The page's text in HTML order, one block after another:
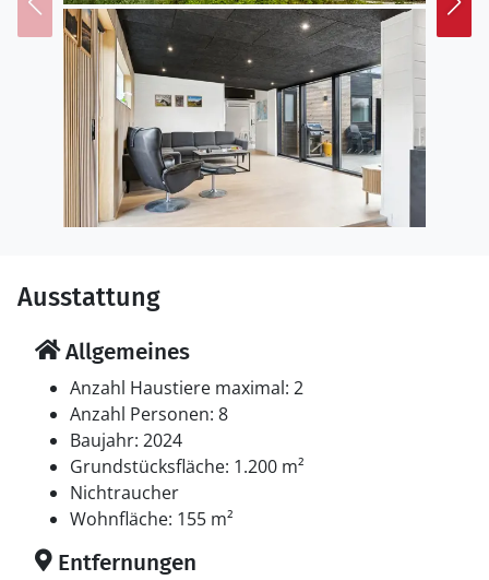
Einrichtung
Das Ferienhaus eignet sich für 8 Personen. Die
Ferienunterkunft hat eine Wohnfläche von 155 m² und
wurde 2024 gebaut. Es ist erlaubt 2 Haustiere
mitzubringen. Die Ferienunterkunft ist mit 2
energiefreundliche Luft-Luft-Wärmepumpen
ausgestattet. Die Ferienunterkunft ist mit
Waschmaschine ausgestattet. Tiefkühlmöglichkeit mit
70 Liter Nutzinhalt.
Schlafverhältnisse
Die Schlafplätze verteilen sich auf 4 Schlafräume. 8
Schlafplätze in Doppelbetten.
Multimedien
In der Ferienunterkunft gibt es 1 Fernseher mit Smart-
TV. Mindestens 4 dänische Fernsehsender. Mindestens
4 schwedische Fernsehsender. Mindestens 4
norwegische Fernsehsender. Mindestens 4 deutsche
Fernsehsender. Mindestens 4 englische
Fernsehsender. Es steht kabellose Internetverbindung
zur Verfügung.
Ausstattung
Allgemeines
Anzahl Haustiere maximal: 2
Anzahl Personen: 8
Baujahr: 2024
Grundstücksfläche: 1.200 m²
Nichtraucher
Wohnfläche: 155 m²
Entfernungen